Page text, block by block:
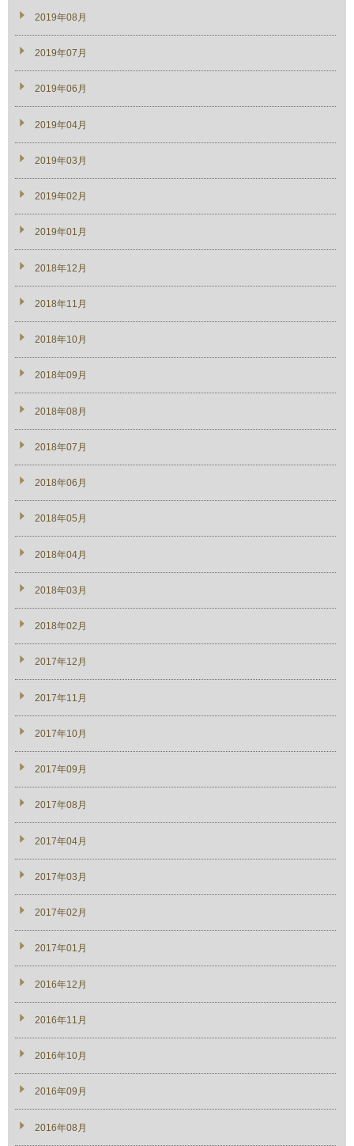
2019年08月
2019年07月
2019年06月
2019年04月
2019年03月
2019年02月
2019年01月
2018年12月
2018年11月
2018年10月
2018年09月
2018年08月
2018年07月
2018年06月
2018年05月
2018年04月
2018年03月
2018年02月
2017年12月
2017年11月
2017年10月
2017年09月
2017年08月
2017年04月
2017年03月
2017年02月
2017年01月
2016年12月
2016年11月
2016年10月
2016年09月
2016年08月